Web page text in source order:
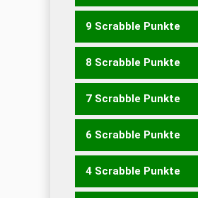
KAPS PAKS PAKT PEAK
9 Scrabble Punkte
KAP PAK
8 Scrabble Punkte
AKTES ASKET KASTE
SPATE STAKE STEAK
7 Scrabble Punkte
AKTE AKTS KATE KATS
SEKT SEPT SKAT SPAT
TAPS TASK TEAK
6 Scrabble Punkte
AKT KAT KEA PAS PES
4 Scrabble Punkte